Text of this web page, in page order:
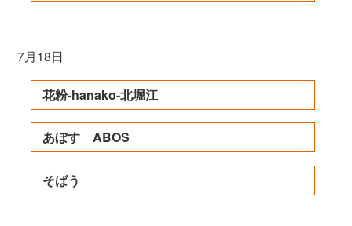
7月18日
花粉-hanako-北堀江
あぼす ABOS
そばう